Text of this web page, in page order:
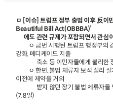
ㅁ [이슈] 트럼프 정부 출범 이후 反이
Beautiful Bill Act(OBBBA)’
에도 관련 규제가 포함되면서 관심
ㅇ 금번 시행된 트럼프 행정부의
강화, 메디케이드 지출
축소 등 이민자들에게 불리한
ㅇ 한편, 불법 체류자 보석 심리 절
이전에 제약을 거의
받지 않던 장기 불법 체류자들
(7.8일)